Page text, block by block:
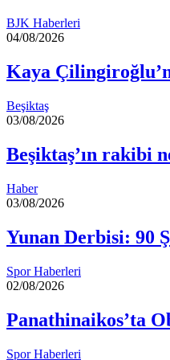
BJK Haberleri
04/08/2026
Kaya
Beşiktaş
03/08/2026
Beşiktaş’ın rakibi
Haber
03/08/2026
Yunan Derbisi: 90
Spor Haberleri
02/08/2026
Panathinaikos’ta
Spor Haberleri